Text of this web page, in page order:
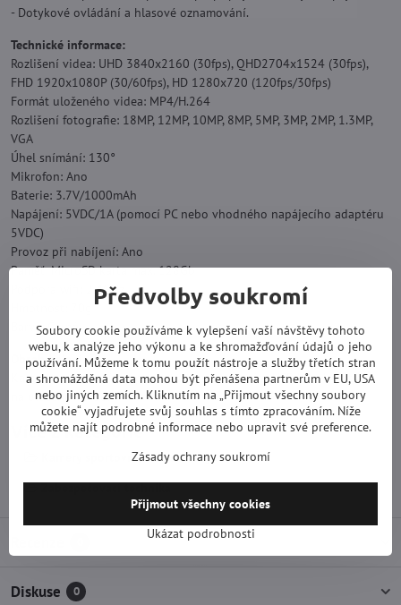
- Dotykové ovládání a hlasové oznamování.
Technické informace:
Rozlišení videa: UHD 3840x2160 (30fps), QHD2704x1524 (30fps),
FHD 1920x1080P (30/60fps), HD 1280x720 (120fps/30fps)
Formát uloženého videa: MP4/H.264
Rozlišení fotografie: 18MP, 12MP, 10MP, 8MP, 5MP, 3MP, 2MP, 1.3MP,
VGA
Úhel snímání: 130°
Mikrofon: Ano
Baterie: 3.7V/1000mAh
Napájení: 5VDC/1A (pomocí PC nebo vhodného napájecího adaptéru
5VDC)
Provoz při nabíjení: Ano
Paměť: MicroSD karta max. 128Gb
Podpora wifi: 2.4GHz
Barva: Černá
Obsah balení:
Kamera s náhlavní soupravou a příslušenstvím, USB kabel, taštička
na uložení, návod.
Více z kategorie
Kamery sportovní, dalekohledy
Zabezpečovací technika
Diskuse 0
Předvolby soukromí
Soubory cookie používáme k vylepšení vaší návštěvy tohoto
webu, k analýze jeho výkonu a ke shromažďování údajů o jeho
používání. Můžeme k tomu použít nástroje a služby třetích stran
a shromážděná data mohou být přenášena partnerům v EU, USA
nebo jiných zemích. Kliknutím na „Přijmout všechny soubory
cookie“ vyjadřujete svůj souhlas s tímto zpracováním. Níže
můžete najít podrobné informace nebo upravit své preference.
Zásady ochrany soukromí
Ukázat podrobnosti
Přijmout všechny cookies